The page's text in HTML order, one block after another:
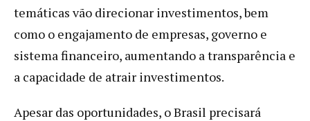
temáticas vão direcionar investimentos, bem
como o engajamento de empresas, governo e
sistema financeiro, aumentando a transparência e
a capacidade de atrair investimentos.
Apesar das oportunidades, o Brasil precisará